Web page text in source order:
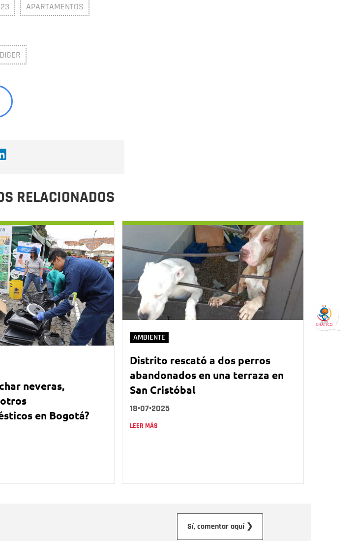
APARTAMENTOS
RELACIONADOS
neveras,
en Bogotá?
AMBIENTE
Distrito rescató a dos perros
abandonados en una terraza en
San Cristóbal
18•07•2025
LEER MÁS
Sí, comentar aquí ❯